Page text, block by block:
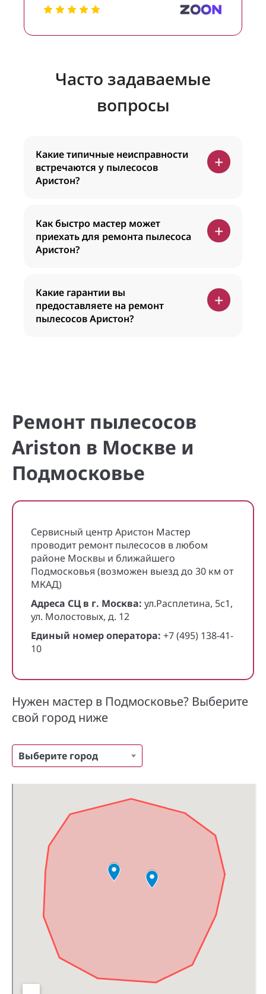
Часто задаваемые
вопросы
Какие типичные неисправности
встречаются у пылесосов
Аристон?
+
Как быстро мастер может
приехать для ремонта пылесоса
Аристон?
+
Какие гарантии вы
предоставляете на ремонт
пылесосов Аристон?
+
Ремонт пылесосов
Ariston в Москве и
Подмосковье
Сервисный центр Аристон Мастер
проводит ремонт пылесосов в любом
районе Москвы и ближайшего
Подмосковья (возможен выезд до 30 км от
МКАД)
Адреса СЦ в г. Москва: ул.Расплетина, 5с1,
ул. Молостовых, д. 12
Единый номер оператора: +7 (495) 138-41-
10
Нужен мастер в Подмосковье? Выберите
свой город ниже
Выберите город